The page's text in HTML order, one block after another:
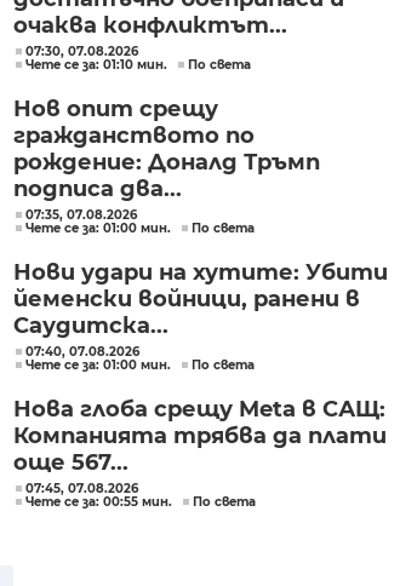
очаква конфликтът...
07:30, 07.08.2026
Чете се за: 01:10 мин.
По света
Нов опит срещу
гражданството по
рождение: Доналд Тръмп
подписа два...
07:35, 07.08.2026
Чете се за: 01:00 мин.
По света
Нови удари на хутите: Убити
йеменски войници, ранени в
Саудитска...
07:40, 07.08.2026
Чете се за: 01:00 мин.
По света
Нова глоба срещу Meta в САЩ:
Компанията трябва да плати
още 567...
07:45, 07.08.2026
Чете се за: 00:55 мин.
По света